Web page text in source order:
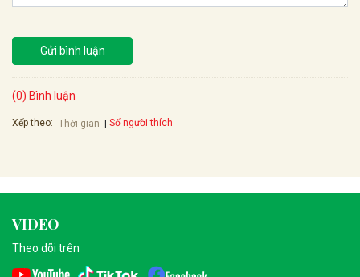
Gửi bình luận
(0) Bình luận
Xếp theo: Thời gian Số người thích
VIDEO
Theo dõi trên